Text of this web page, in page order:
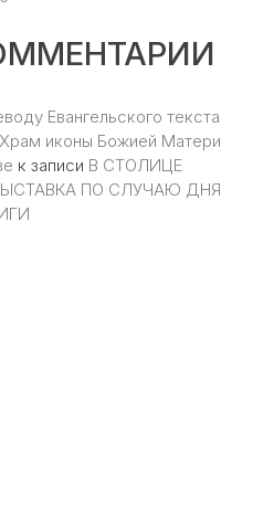
Евангельского текста
Храм иконы Божией Матери
к записи В СТОЛИЦЕ
ПО СЛУЧАЮ ДНЯ